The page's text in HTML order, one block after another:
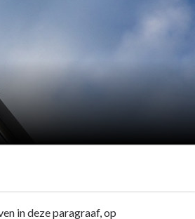
in deze paragraaf, op